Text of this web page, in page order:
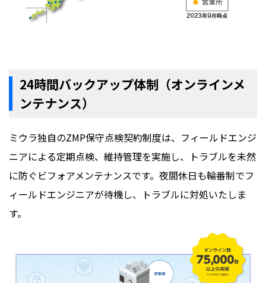
24時間バックアップ体制（オンラインメ
ンテナンス）
ミウラ独自のZMP保守点検契約制度は、フィールドエンジ
ニアによる定期点検、維持管理を実施し、トラブルを未然
に防ぐビフォアメンテナンスです。夜間休日も輪番制でフ
ィールドエンジニアが待機し、トラブルに対処いたしま
す。